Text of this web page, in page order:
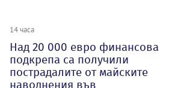
14 часа
Над 20 000 евро финансова
подкрепа са получили
пострадалите от майските
наводнения във